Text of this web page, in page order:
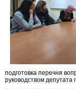
подготовка перечня
руководством депутата